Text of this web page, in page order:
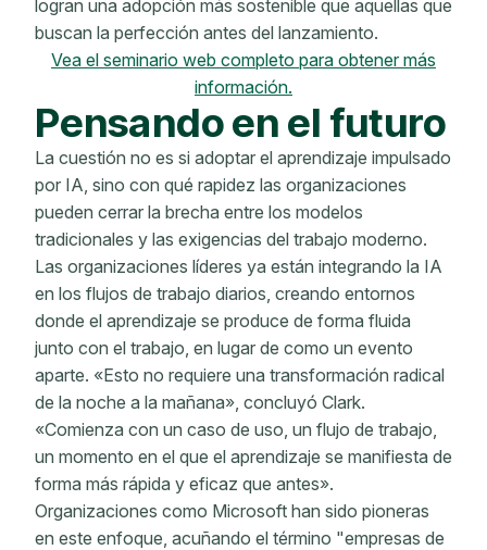
logran una adopción más sostenible que aquellas que
buscan la perfección antes del lanzamiento.
Vea el seminario web completo para obtener más
información.
Pensando en el futuro
La cuestión no es si adoptar el aprendizaje impulsado
por IA, sino con qué rapidez las organizaciones
pueden cerrar la brecha entre los modelos
tradicionales y las exigencias del trabajo moderno.
Las organizaciones líderes ya están integrando la IA
en los flujos de trabajo diarios, creando entornos
donde el aprendizaje se produce de forma fluida
junto con el trabajo, en lugar de como un evento
aparte. «Esto no requiere una transformación radical
de la noche a la mañana», concluyó Clark.
«Comienza con un caso de uso, un flujo de trabajo,
un momento en el que el aprendizaje se manifiesta de
forma más rápida y eficaz que antes».
Organizaciones como Microsoft han sido pioneras
en este enfoque, acuñando el término "empresas de